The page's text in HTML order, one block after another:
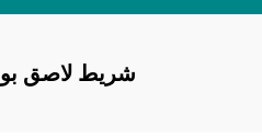
شريط لاصق